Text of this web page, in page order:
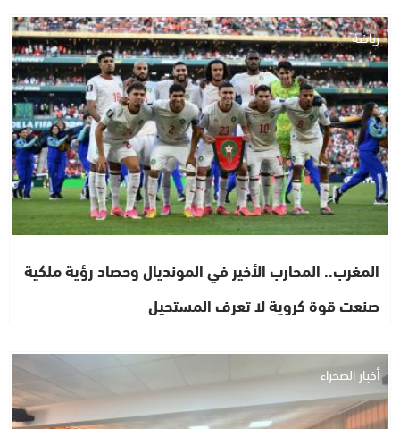
رياضة
المغرب.. المحارب الأخير في المونديال وحصاد رؤية ملكية
صنعت قوة كروية لا تعرف المستحيل
أخبار الصحراء